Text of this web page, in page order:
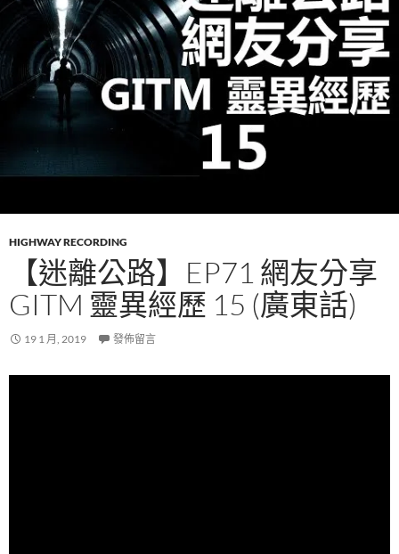
HIGHWAY RECORDING
【迷離公路】EP71 網友分享
GITM 靈異經歷 15 (廣東話)
19 1 月, 2019 發佈留言